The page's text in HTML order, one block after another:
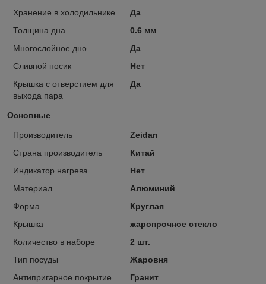
Хранение в холодильнике
Да
Толщина дна
0.6 мм
Многослойное дно
Да
Сливной носик
Нет
Крышка с отверстием для
выхода пара
Да
Основные
Производитель
Zeidan
Страна производитель
Китай
Индикатор нагрева
Нет
Материал
Алюминий
Форма
Круглая
Крышка
жаропрочное стекло
Количество в наборе
2 шт.
Тип посуды
Жаровня
Антипригарное покрытие
Гранит